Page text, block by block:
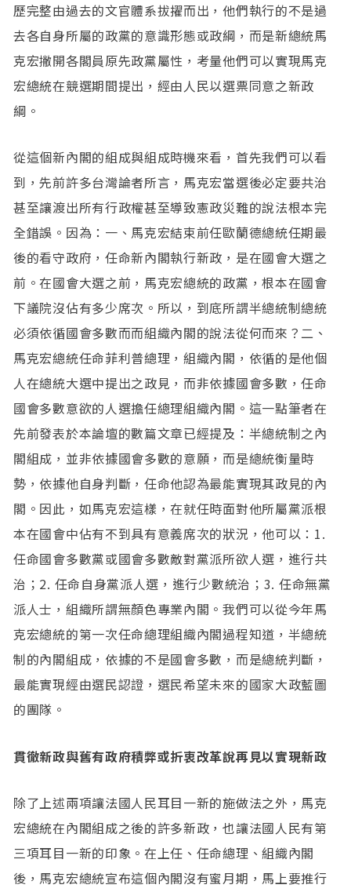
歷完整由過去的文官體系拔擢而出，他們執行的不是過
去各自身所屬的政黨的意識形態或政綱，而是新總統馬
克宏撇開各閣員原先政黨屬性，考量他們可以實現馬克
宏總統在競選期間提出，經由人民以選票同意之新政
綱。
從這個新內閣的組成與組成時機來看，首先我們可以看
到，先前許多台灣論者所言，馬克宏當選後必定要共治
甚至讓渡出所有行政權甚至導致憲政災難的說法根本完
全錯誤。因為：一、馬克宏結束前任歐蘭德總統任期最
後的看守政府，任命新內閣執行新政，是在國會大選之
前。在國會大選之前，馬克宏總統的政黨，根本在國會
下議院沒佔有多少席次。所以，到底所謂半總統制總統
必須依循國會多數而而組織內閣的說法從何而來？二、
馬克宏總統任命菲利普總理，組織內閣，依循的是他個
人在總統大選中提出之政見，而非依據國會多數，任命
國會多數意欲的人選擔任總理組織內閣。這一點筆者在
先前發表於本論壇的數篇文章已經提及：半總統制之內
閣組成，並非依據國會多數的意願，而是總統衡量時
勢，依據他自身判斷，任命他認為最能實現其政見的內
閣。因此，如馬克宏這樣，在就任時面對他所屬黨派根
本在國會中佔有不到具有意義席次的狀況，他可以：1.
任命國會多數黨或國會多數敵對黨派所欲人選，進行共
治；2. 任命自身黨派人選，進行少數統治；3. 任命無黨
派人士，組織所謂無顏色專業內閣。我們可以從今年馬
克宏總統的第一次任命總理組織內閣過程知道，半總統
制的內閣組成，依據的不是國會多數，而是總統判斷，
最能實現經由選民認證，選民希望未來的國家大政藍圖
的團隊。
貫徹新政與舊有政府積弊或折衷改革說再見以實現新政
除了上述兩項讓法國人民耳目一新的施做法之外，馬克
宏總統在內閣組成之後的許多新政，也讓法國人民有第
三項耳目一新的印象。在上任、任命總理、組織內閣
後，馬克宏總統宣布這個內閣沒有蜜月期，馬上要推行